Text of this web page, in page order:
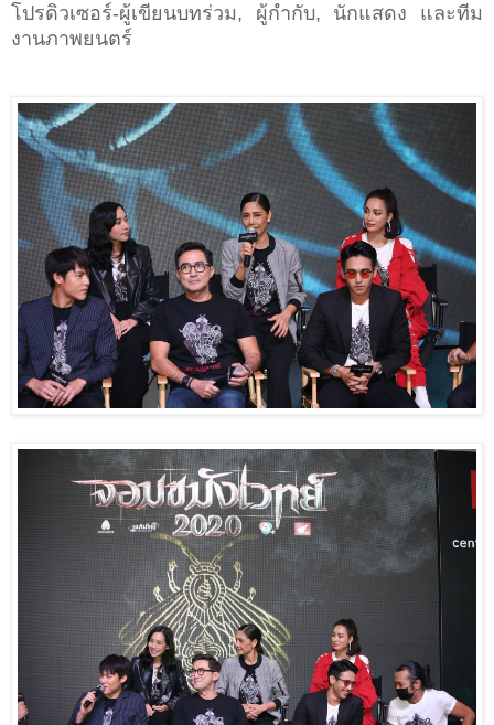
โปรดิวเซอร์-ผู้เขียนบทร่วม, ผู้กำกับ, นักแสดง และทีม
งานภาพยนตร์